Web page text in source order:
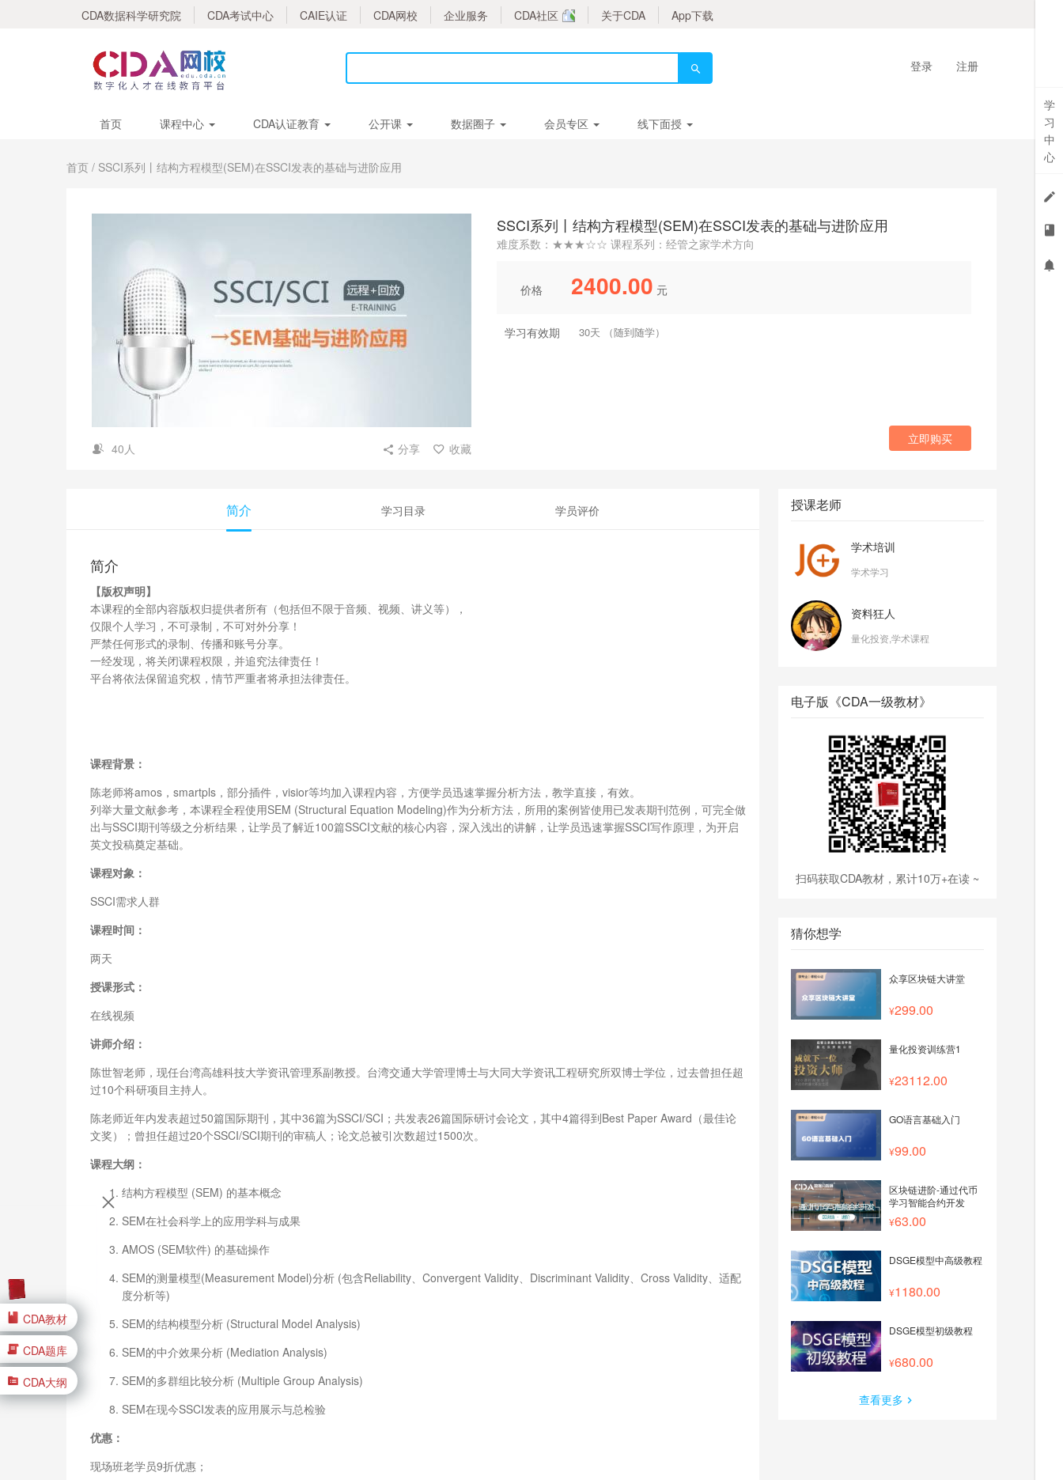
CDA数据科学研究院 CDA考试中心 CAIE认证 CDA网校 企业服务 CDA社区 关于CDA App下载
登录 注册
首页 课程中心 CDA认证教育 公开课 数据圈子 会员专区 线下面授
首页 / SSCI系列丨结构方程模型(SEM)在SSCI发表的基础与进阶应用
40人 分享 收藏
SSCI系列丨结构方程模型(SEM)在SSCI发表的基础与进阶应用
难度系数：★★★☆☆ 课程系列：经管之家学术方向
价格 2400.00 元
学习有效期 30天 （随到随学）
立即购买
简介 学习目录 学员评价
简介
【版权声明】
本课程的全部内容版权归提供者所有（包括但不限于音频、视频、讲义等），
仅限个人学习，不可录制，不可对外分享！
严禁任何形式的录制、传播和账号分享。
一经发现，将关闭课程权限，并追究法律责任！
平台将依法保留追究权，情节严重者将承担法律责任。
课程背景：
陈老师将amos，smartpls，部分插件，visior等均加入课程内容，方便学员迅速掌握分析方法，教学直接，有效。
列举大量文献参考，本课程全程使用SEM (Structural Equation Modeling)作为分析方法，所用的案例皆使用已发表期刊范例，可完全做
出与SSCI期刊等级之分析结果，让学员了解近100篇SSCI文献的核心内容，深入浅出的讲解，让学员迅速掌握SSCI写作原理，为开启
英文投稿奠定基础。
课程对象：
SSCI需求人群
课程时间：
两天
授课形式：
在线视频
讲师介绍：
陈世智老师，现任台湾高雄科技大学资讯管理系副教授。台湾交通大学管理博士与大同大学资讯工程研究所双博士学位，过去曾担任超
过10个科研项目主持人。
陈老师近年内发表超过50篇国际期刊，其中36篇为SSCI/SCI；共发表26篇国际研讨会论文，其中4篇得到Best Paper Award（最佳论
文奖）；曾担任超过20个SSCI/SCI期刊的审稿人；论文总被引次数超过1500次。
课程大纲：
结构方程模型 (SEM) 的基本概念
SEM在社会科学上的应用学科与成果
AMOS (SEM软件) 的基础操作
SEM的测量模型(Measurement Model)分析 (包含Reliability、Convergent Validity、Discriminant Validity、Cross Validity、适配
度分析等)
SEM的结构模型分析 (Structural Model Analysis)
SEM的中介效果分析 (Mediation Analysis)
SEM的多群组比较分析 (Multiple Group Analysis)
SEM在现今SSCI发表的应用展示与总检验
优惠：
现场班老学员9折优惠；
授课老师
学术培训
学术学习
资料狂人
量化投资,学术课程
电子版《CDA一级教材》
扫码获取CDA教材，累计10万+在读 ~
猜你想学
众享区块链大讲堂
299.00
量化投资训练营1
23112.00
GO语言基础入门
99.00
区块链进阶-通过代币
学习智能合约开发
63.00
DSGE模型中高级教程
1180.00
DSGE模型初级教程
680.00
查看更多
学
习
中
心
CDA教材
CDA题库
CDA大纲